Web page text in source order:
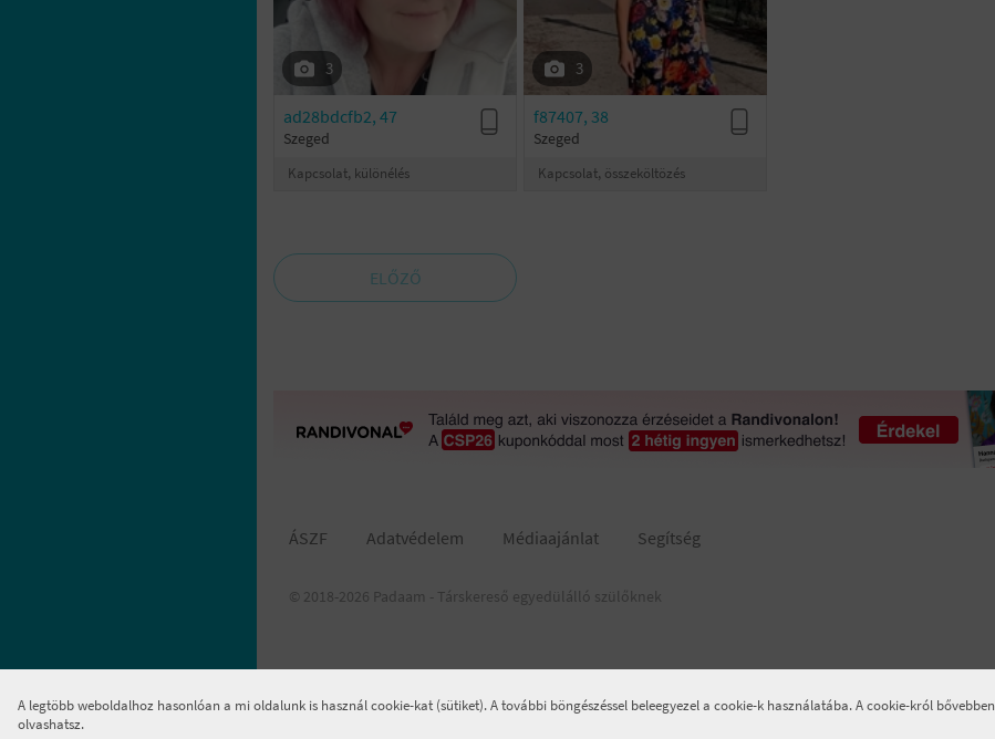
3
ad28bdcfb2, 47
Szeged
Kapcsolat, különélés
3
f87407, 38
Szeged
Kapcsolat, összeköltözés
ELŐZŐ
ÁSZF Adatvédelem Médiaajánlat Segítség
© 2018-2026 Padaam - Társkereső egyedülálló szülőknek
A legtöbb weboldalhoz hasonlóan a mi oldalunk is használ cookie-kat (sütiket). A további böngészéssel beleegyezel a cookie-k használatába. A cookie-król bővebben
olvashatsz.